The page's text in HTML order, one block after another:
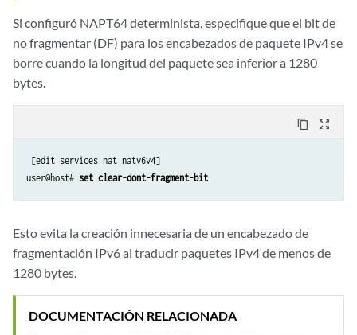
Si configuró NAPT64 determinista, especifique que el bit de
no fragmentar (DF) para los encabezados de paquete IPv4 se
borre cuando la longitud del paquete sea inferior a 1280
bytes.
content_copy zoom_out_map
[edit services nat natv6v4]
user@host# set clear-dont-fragment-bit
Esto evita la creación innecesaria de un encabezado de
fragmentación IPv6 al traducir paquetes IPv4 de menos de
1280 bytes.
DOCUMENTACIÓN RELACIONADA